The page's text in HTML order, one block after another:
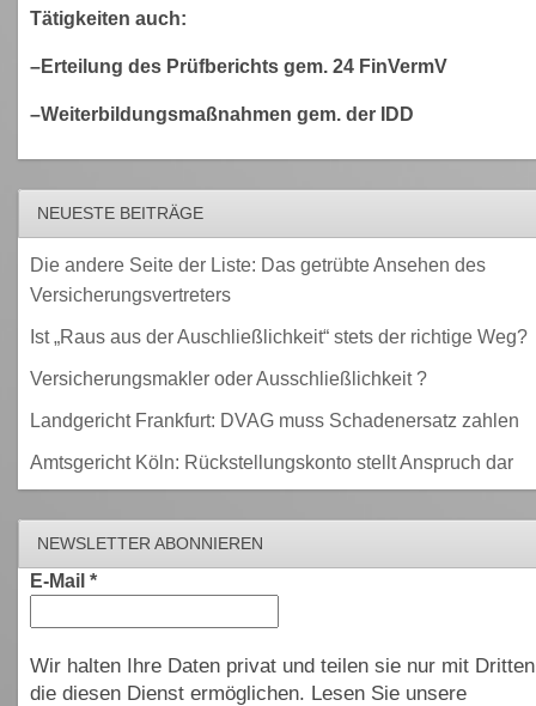
Tätigkeiten auch:
–Erteilung des Prüfberichts gem. 24 FinVermV
–Weiterbildungsmaßnahmen gem. der IDD
NEUESTE BEITRÄGE
Die andere Seite der Liste: Das getrübte Ansehen des
Versicherungsvertreters
Ist „Raus aus der Auschließlichkeit“ stets der richtige Weg?
Versicherungsmakler oder Ausschließlichkeit ?
Landgericht Frankfurt: DVAG muss Schadenersatz zahlen
Amtsgericht Köln: Rückstellungskonto stellt Anspruch dar
NEWSLETTER ABONNIEREN
E-Mail *
Wir halten Ihre Daten privat und teilen sie nur mit
die diesen Dienst ermöglichen. Lesen Sie unsere